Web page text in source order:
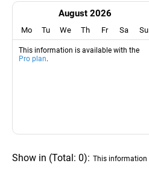
August 2026
Mo Tu We Th Fr Sa Su
This information is available with the
Pro plan.
Show in (Total: 0): This information